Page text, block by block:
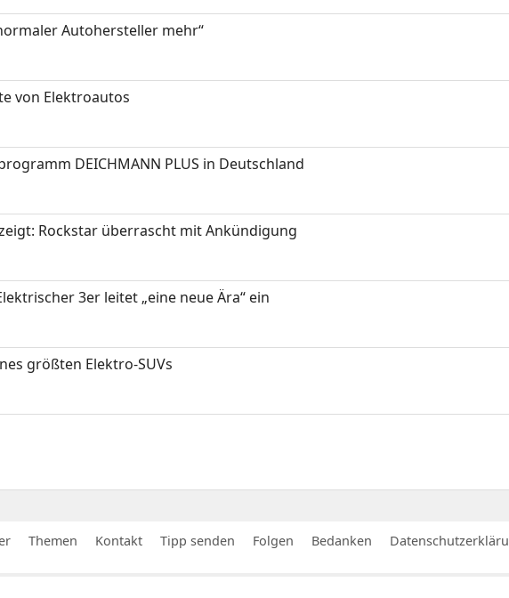
Autohersteller mehr“
von Elektroautos
DEICHMANN PLUS in Deutschland
Rockstar überrascht mit Ankündigung
3er leitet „eine neue Ära“ ein
größten Elektro-SUVs
Themen Kontakt Tipp senden Folgen Bedanken